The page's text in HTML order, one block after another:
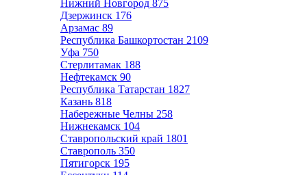
Нижний Новгород 875
Дзержинск 176
Арзамас 89
Республика Башкортостан 2109
Уфа 750
Стерлитамак 188
Нефтекамск 90
Республика Татарстан 1827
Казань 818
Набережные Челны 258
Нижнекамск 104
Ставропольский край 1801
Ставрополь 350
Пятигорск 195